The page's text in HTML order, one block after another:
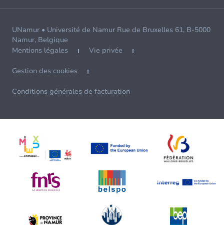
UNamur • Université de Namur Rue de Bruxelles 61, B-5000
Namur, Belgique
Mentions légales
Vie privée
Gestion des cookies
Conditions générales de facturation